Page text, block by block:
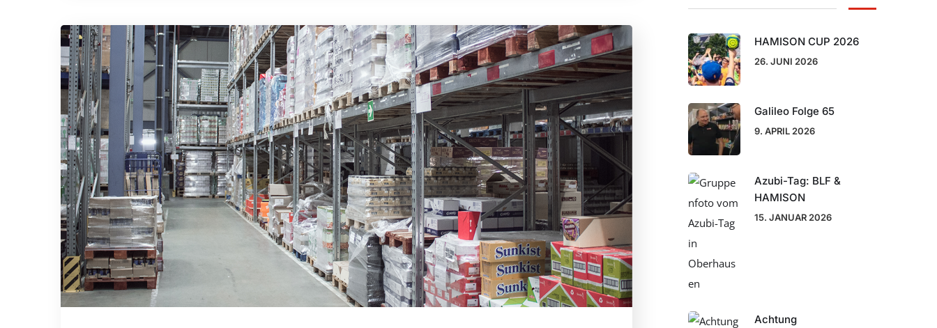
HAMISON CUP 2026
26. JUNI 2026
Galileo Folge 65
9. APRIL 2026
Azubi-Tag: BLF &
HAMISON
15. JANUAR 2026
Achtung